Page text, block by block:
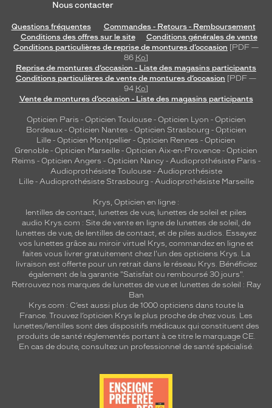
Nous contacter
Questions fréquentes
Commandes - Retours - Remboursement
Conditions des offres sur le site
Conditions générales de vente
Conditions particulières de reprise de montures d’occasion [PDF —
86 Ko]
Reprise de montures d’occasion - Liste des magasins participants
Conditions particulières de vente de montures d’occasion [PDF —
94 Ko]
Vente de montures d’occasion - Liste des magasins participants
Opticien Paris - Opticien Toulouse- Opticien Lyon - Opticien
Bordeaux- Opticien Nantes - Opticien Strasbourg - Opticien
Lille - Opticien Montpellier - Opticien Rennes - Opticien
Grenoble - Opticien Marseille - Opticien Aix-en-Provence - Opticien
Reims - Opticien Angers - Opticien Nancy - Audioprothésiste Paris -
Audioprothésiste Toulouse- Audioprothésiste
Lille- Audioprothésiste Strasbourg - Audioprothésiste Marseille
Krys, Opticien en ligne :
lentilles de contact, lunettes de vue, lunettes de soleil et piles
audio Krys.com : Site de vente en ligne de lunettes de soleil, de
lunettes de vue, de lentilles de contact, et de piles audios. Essayez
vos lunettes grâce au miroir virtuel Krys, commandez en ligne et
faites vous livrer gratuitement chez l'un des opticiens Krys. La
livraison est offerte pour un retrait dans le réseau Krys. Bénéficiez
également de la garantie "Satisfait ou remboursé 30 jours".
Retrouvez nos marques de lunettes de vue et lunettes de soleil : Ray
Ban
Krys.com : C’est aussi plus de 1000 opticiens dans toute la
France. Trouvez l’opticien Krys le plus proche de chez vous. Les
lunettes/lentilles sont des dispositifs médicaux qui constituent des
produits de santé réglementés portant à ce titre le marquage CE.
En cas de doute, consultez un professionnel de santé spécialisé.